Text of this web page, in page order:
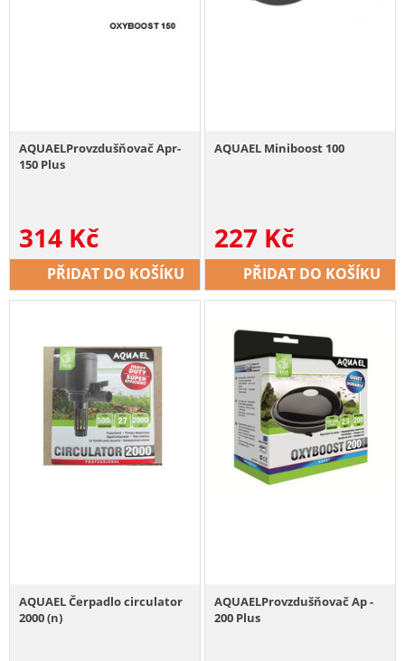
AQUAELProvzdušňovač Apr-
150 Plus
314 Kč
PŘIDAT DO KOŠÍKU
AQUAEL Miniboost 100
227 Kč
PŘIDAT DO KOŠÍKU
AQUAEL Čerpadlo circulator
2000 (n)
AQUAELProvzdušňovač Ap -
200 Plus